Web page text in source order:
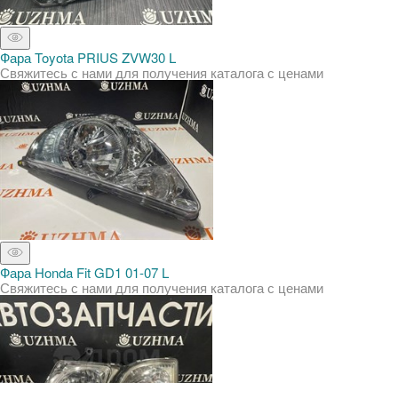
Фара Toyota PRIUS ZVW30 L
Свяжитесь с нами для получения каталога с ценами
Фара Honda Fit GD1 01-07 L
Свяжитесь с нами для получения каталога с ценами